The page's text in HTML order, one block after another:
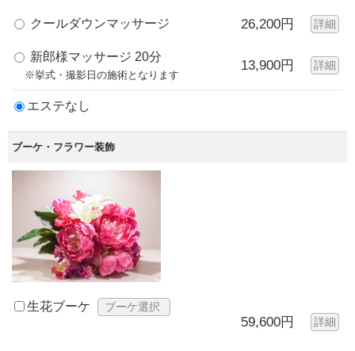
クールダウンマッサージ 26,200円 詳細
新郎様マッサージ 20分
※挙式・撮影日の施術となります
13,900円 詳細
エステなし
ブーケ・フラワー装飾
生花ブーケ ブーケ選択
59,600円 詳細